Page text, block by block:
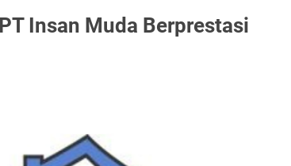
Insan Muda Berprestasi